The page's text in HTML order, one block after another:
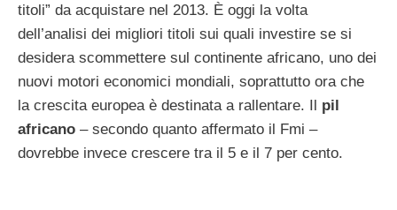
titoli” da acquistare nel 2013. È oggi la volta
dell’analisi dei migliori titoli sui quali investire se si
desidera scommettere sul continente africano, uno dei
nuovi motori economici mondiali, soprattutto ora che
la crescita europea è destinata a rallentare. Il pil
africano – secondo quanto affermato il Fmi –
dovrebbe invece crescere tra il 5 e il 7 per cento.